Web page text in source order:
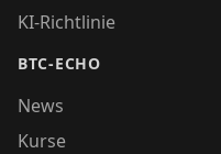
KI-Richtlinie
BTC-ECHO
News
Kurse